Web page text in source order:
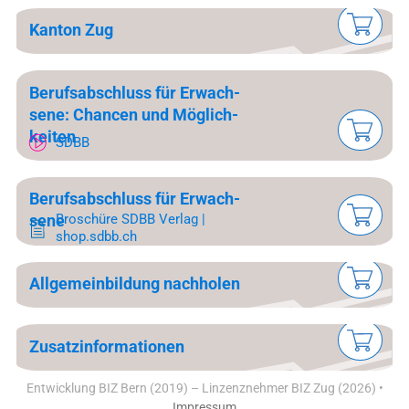
Kan­ton Zug
Be­rufs­ab­schluss für Er­wach­
se­ne: Chan­cen und Mög­lich­
kei­ten
SDBB
Be­rufs­ab­schluss für Er­wach­
se­neBro­schü­re SDBB Ver­lag |
shop.sdbb.ch
All­ge­mein­bil­dung nach­ho­len
Zu­satz­in­for­ma­tio­nen
Entwicklung BIZ Bern (2019) – Linzenznehmer BIZ Zug (2026) •